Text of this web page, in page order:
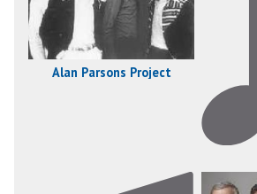
Alan Parsons Project